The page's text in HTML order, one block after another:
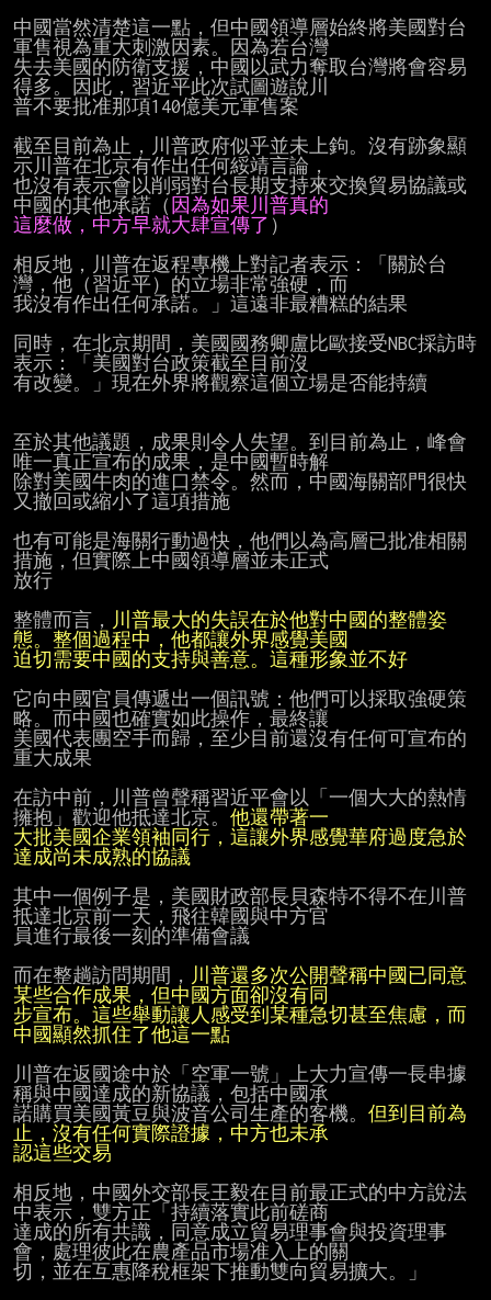
中國當然清楚這一點，但中國領導層始終將美國對台
軍售視為重大刺激因素。因為若台灣
失去美國的防衛支援，中國以武力奪取台灣將會容易
得多。因此，習近平此次試圖遊說川
普不要批准那項140億美元軍售案
截至目前為止，川普政府似乎並未上鉤。沒有跡象顯
示川普在北京有作出任何綏靖言論，
也沒有表示會以削弱對台長期支持來交換貿易協議或
中國的其他承諾（
這麼做，中方早就大肆宣傳了 ）
相反地，川普在返程專機上對記者表示：「關於台
灣，他（習近平）的立場非常強硬，而
我沒有作出任何承諾。」這遠非最糟糕的結果
同時，在北京期間，美國國務卿盧比歐接受NBC採訪時
表示：「美國對台政策截至目前沒
有改變。」現在外界將觀察這個立場是否能持續
至於其他議題，成果則令人失望。到目前為止，峰會
唯一真正宣布的成果，是中國暫時解
除對美國牛肉的進口禁令。然而，中國海關部門很快
又撤回或縮小了這項措施
也有可能是海關行動過快，他們以為高層已批准相關
措施，但實際上中國領導層並未正式
放行
整體而言，
川普最大的失誤在於他對中國的整體姿
迫切需要中國的支持與善意。這種形象並不好
它向中國官員傳遞出一個訊號：他們可以採取強硬策
略。而中國也確實如此操作，最終讓
美國代表團空手而歸，至少目前還沒有任何可宣布的
重大成果
在訪中前，川普曾聲稱習近平會以「一個大大的熱情
擁抱」歡迎他抵達北京。
大批美國企業領袖同行，這讓外界感覺華府過度急於
達成尚未成熟的協議
其中一個例子是，美國財政部長貝森特不得不在川普
抵達北京前一天，飛往韓國與中方官
員進行最後一刻的準備會議
而在整趟訪問期間，
川普還多次公開聲稱中國已同意
步宣布。這些舉動讓人感受到某種急切甚至焦慮，而
中國顯然抓住了他這一點
川普在返國途中於「空軍一號」上大力宣傳一長串據
稱與中國達成的新協議，包括中國承
諾購買美國黃豆與波音公司生產的客機。 但到目前為
認這些交易
相反地，中國外交部長王毅在目前最正式的中方說法
中表示，雙方正「持續落實此前磋商
達成的所有共識，同意成立貿易理事會與投資理事
會，處理彼此在農產品市場准入上的關
切，並在互惠降稅框架下推動雙向貿易擴大。」